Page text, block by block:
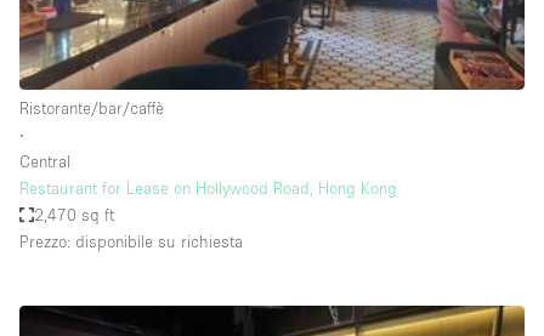
Imbarcazione
Magazzino
Negozio in centro commerciale
Sala conferenze
Sala riunioni
Spazio creativo
Ristorante/bar/caffè
∙
Central
Restaurant for Lease on Hollywood Road, Hong Kong
2,470 sq ft
Prezzo: disponibile su richiesta